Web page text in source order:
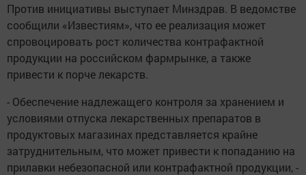
Против инициативы выступает Минздрав. В ведомстве
сообщили «Известиям», что ее реализация может
спровоцировать рост количества контрафактной
продукции на российском фармрынке, а также
привести к порче лекарств.
- Обеспечение надлежащего контроля за хранением и
условиями отпуска лекарственных препаратов в
продуктовых магазинах представляется крайне
затруднительным, что может привести к попаданию на
прилавки небезопасной или контрафактной продукции, -